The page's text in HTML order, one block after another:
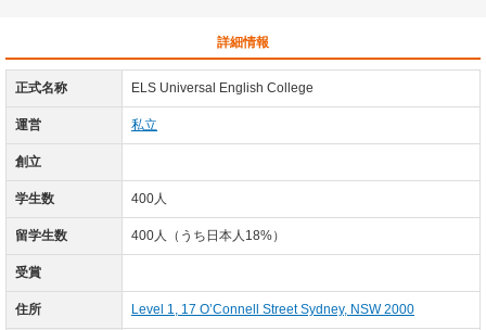
詳細情報
正式名称 ELS Universal English College
運営 私立
創立
学生数 400人
留学生数 400人（うち日本人18%）
受賞
住所 Level 1, 17 O’Connell Street Sydney, NSW 2000